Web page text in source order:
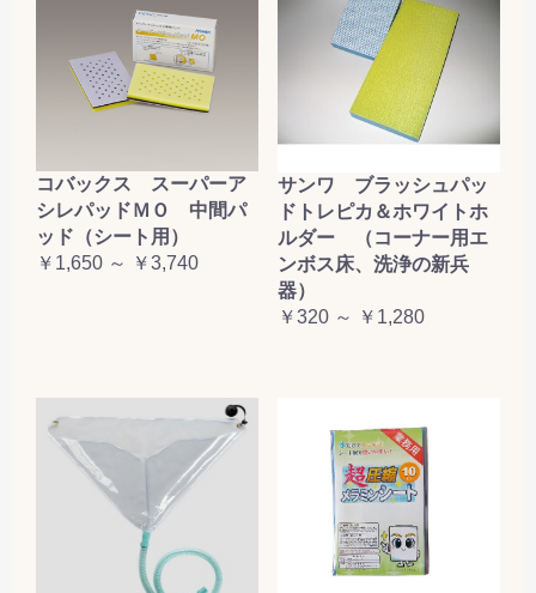
コバックス スーパーア
シレパッドＭＯ 中間パ
ッド（シート用）
￥1,650 ～ ￥3,740
サンワ ブラッシュパッ
ドトレピカ＆ホワイトホ
ルダー （コーナー用エ
ンボス床、洗浄の新兵
器）
￥320 ～ ￥1,280